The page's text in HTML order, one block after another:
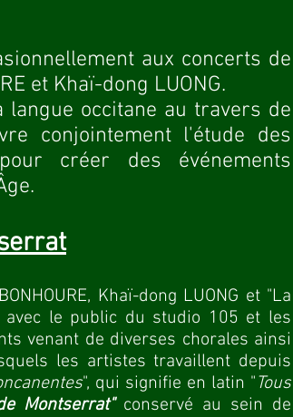
aux concerts de
et Khaï-dong LUONG.
occitane au travers de
conjointement l'étude des
créer des événements
Khaï-dong LUONG et "La
avec le public du studio 105 et les
venant de diverses chorales ainsi
les artistes travaillent depuis
", qui signifie en latin "Tous
Montserrat"conservé au sein de